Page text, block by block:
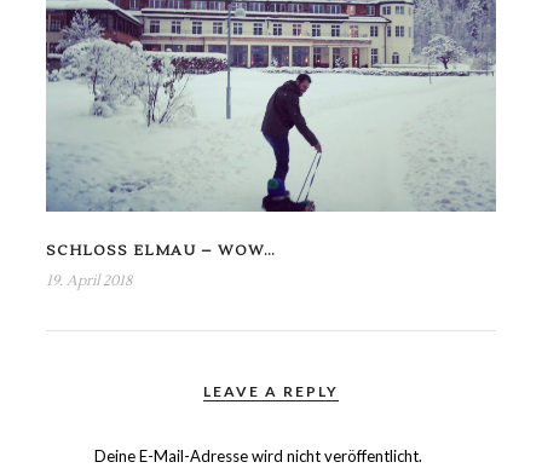
SCHLOSS ELMAU – WOW…
19. April 2018
LEAVE A REPLY
Deine E-Mail-Adresse wird nicht veröffentlicht.